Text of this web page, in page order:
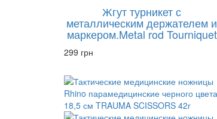
Жгут турникет с
металлическим держателем и
маркером.Metal rod Tourniquet
299 грн